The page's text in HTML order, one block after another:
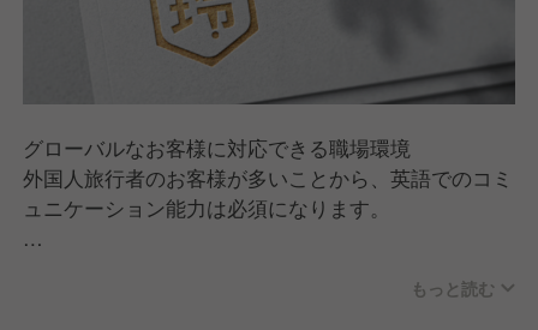
求めているのは長年の経験やキャリアではなく、学ぶ
ことを楽しみ、好奇心旺盛で、日本の食文化を世界に
発信することに情熱を注げる方です。
このポジションの最大の魅力は、自由な発想で、これ
までの飲食店における固定概念に捉われないお店づく
りができることにあります。
一方で、経験や実績を重要視する方には少しハードル
が高いかもしれません。
グローバルなお客様に対応できる職場環境
外国人旅行者のお客様が多いことから、英語でのコミ
ュニケーション能力は必須になります。
築地の名店でトップを務めた板前や、ミシュランの星
もっと読む